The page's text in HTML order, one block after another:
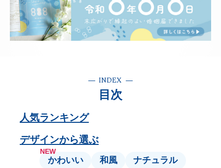
INDEX
目次
人気ランキング
デザインから選ぶ
NEW
かわいい 和風
ナチュラル